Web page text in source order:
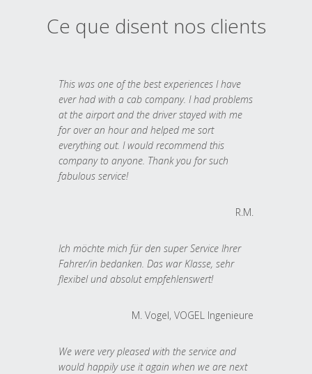
Ce que disent nos clients
This was one of the best experiences I have
ever had with a cab company. I had problems
at the airport and the driver stayed with me
for over an hour and helped me sort
everything out. I would recommend this
company to anyone. Thank you for such
fabulous service!
R.M.
Ich möchte mich für den super Service Ihrer
Fahrer/in bedanken. Das war Klasse, sehr
flexibel und absolut empfehlenswert!
M. Vogel, VOGEL Ingenieure
We were very pleased with the service and
would happily use it again when we are next